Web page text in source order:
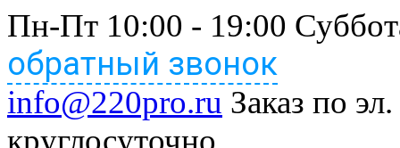
Пн-Пт 10:00 - 19:00
обратный звонок
info@220pro.ru Заказ по
круглосуточно